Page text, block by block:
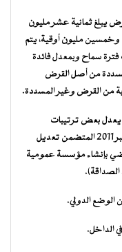
يبلغ ثمانية عشر مليون
وخمسين مليون أوقية، يتم
20 سنة من ضمنها 05 سنوات فترة سماح وبمعدل فائدة
المسددة من أصل القرض
بعض ترتيبات
المرسوم رقم 2011-222 الصادر بتاريخ 22 سبتمبر 2011 المتضمن تعديل
87-253 بتاريخ 15 أكتوبر1987 القاضي بإنشاء مؤسسة عمومية
الصداقة).
الوضع الدولي.
الداخل.